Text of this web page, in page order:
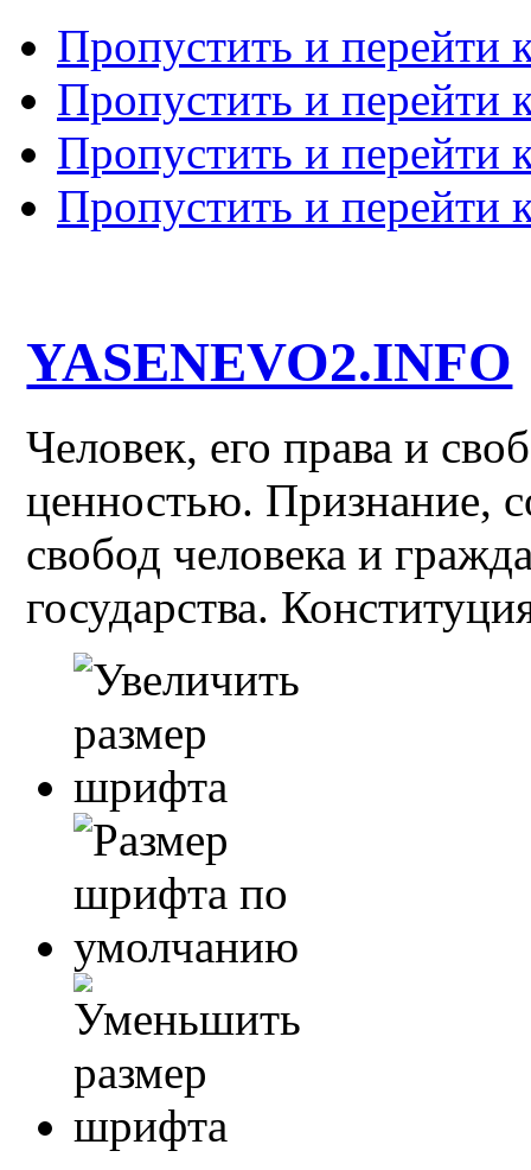
Пропустить и перейти
Пропустить и перейти
Пропустить и перейти
Пропустить и перейти
YASENEVO2.INFO
Человек, его права и
ценностью. Признание,
свобод человека и
государства.